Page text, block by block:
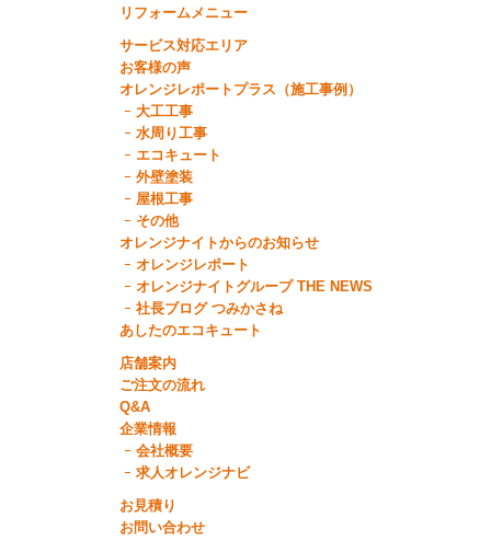
リフォームメニュー
サービス対応エリア
お客様の声
オレンジレポートプラス（施工事例）
大工工事
水周り工事
エコキュート
外壁塗装
屋根工事
その他
オレンジナイトからのお知らせ
オレンジレポート
オレンジナイトグループ THE NEWS
社長ブログ つみかさね
あしたのエコキュート
店舗案内
ご注文の流れ
Q&A
企業情報
会社概要
求人オレンジナビ
お見積り
お問い合わせ